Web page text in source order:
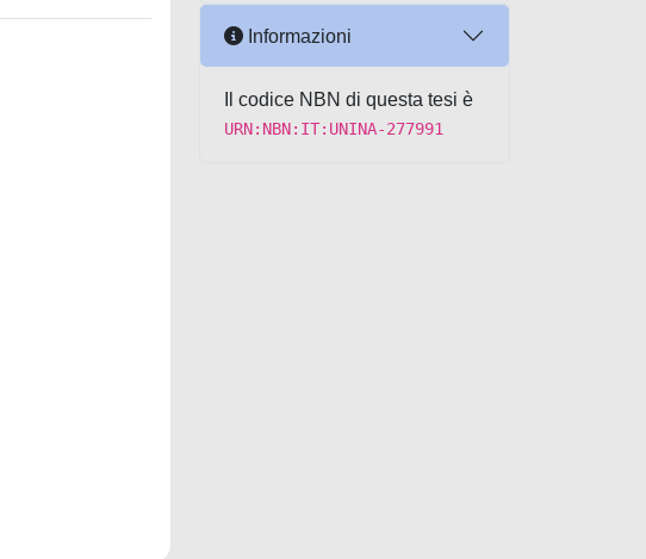
Informazioni
Il codice NBN di questa tesi è
URN:NBN:IT:UNINA-277991